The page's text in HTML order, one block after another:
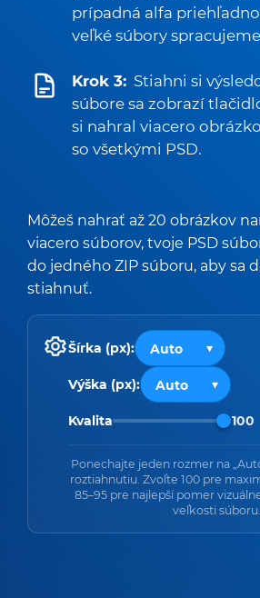
prípadná alfa
veľké súbory
Krok 3: Stiahni si
súbore sa zobrazí
si nahral viacero
so všetkými PSD.
Môžeš nahrať až 20 obrázkov
viacero súborov, tvoje PSD
do jedného ZIP súboru, aby sa
stiahnuť.
Šírka (px):
Výška (px):
Kvalita 100
Ponechajte jeden rozmer na
roztiahnutiu. Zvoľte 100 pre
85–95 pre najlepší pomer
veľkosti súboru.